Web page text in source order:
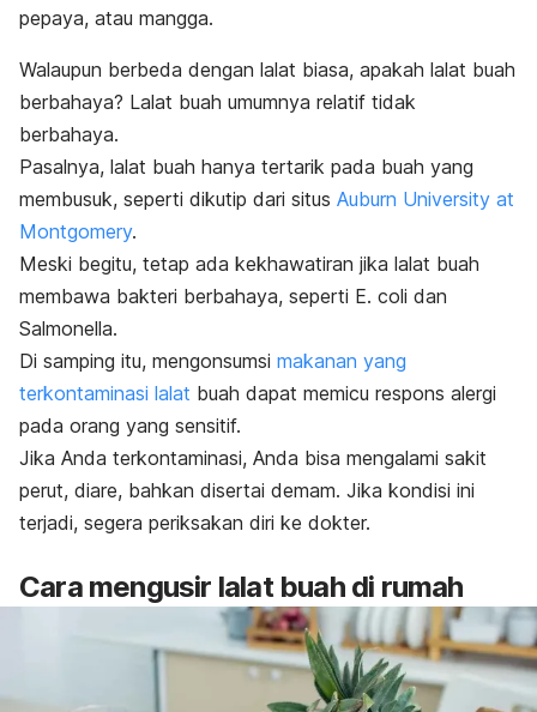
pepaya, atau mangga.
Walaupun berbeda dengan lalat biasa, apakah lalat buah
berbahaya? Lalat buah umumnya relatif tidak
berbahaya.
Pasalnya, lalat buah hanya tertarik pada buah yang
membusuk, seperti dikutip dari situs Auburn University at
Montgomery.
Meski begitu, tetap ada kekhawatiran jika lalat buah
membawa bakteri berbahaya, seperti E. coli dan
Salmonella.
Di samping itu, mengonsumsi makanan yang
terkontaminasi lalat buah dapat memicu respons alergi
pada orang yang sensitif.
Jika Anda terkontaminasi, Anda bisa mengalami sakit
perut, diare, bahkan disertai demam. Jika kondisi ini
terjadi, segera periksakan diri ke dokter.
Cara mengusir lalat buah di rumah